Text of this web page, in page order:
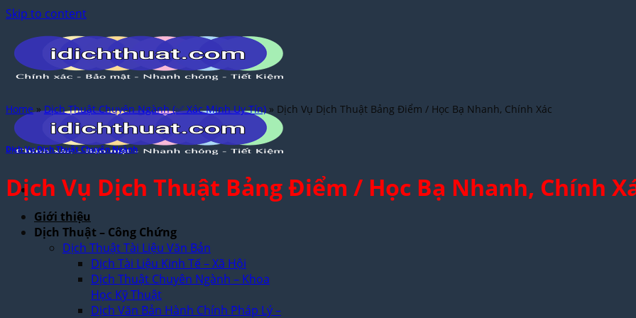
Skip to content
Giới thiệu
Dịch Thuật – Công Chứng
Dịch Thuật Tài Liệu Văn Bản
Dịch Tài Liệu Kinh Tế – Xã Hội
Dịch Thuật Chuyên Ngành – Khoa
Học Kỹ Thuật
Dịch Văn Bản Hành Chính Pháp Lý –
Home»Dịch Thuật Chuyên Ngành (✅ Xác Minh Uy Tín) » Dịch Vụ Dịch Thuật Bảng Điểm / Học Bạ Nhanh, Chính Xác
Dịch Vụ Dịch Thuật Chuyên Ngành
Dịch Vụ Dịch Thuật Bảng Điểm / Học Bạ Nhanh, Chính